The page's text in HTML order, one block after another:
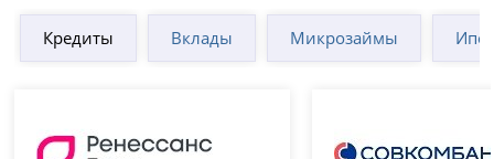
Кредиты Вклады Микрозаймы